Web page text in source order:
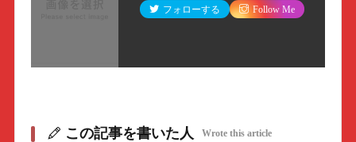
フォローする Follow Me
この記事を書いた人 Wrote this article